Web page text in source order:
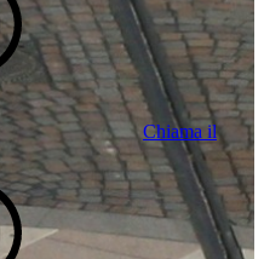
Chiama il